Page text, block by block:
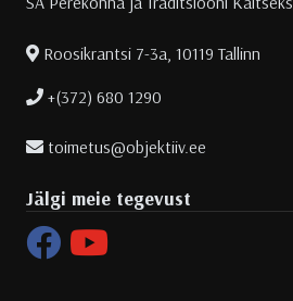
Roosikrantsi 7-3a, 10119 Tallinn
+(372) 680 1290
toimetus@objektiiv.ee
Jälgi meie tegevust